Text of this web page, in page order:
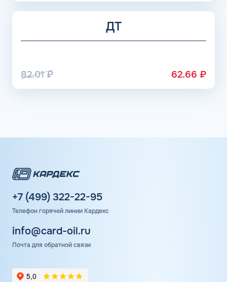
ДТ
82.01₽ 62.66 ₽
+7 (499) 322-22-95
Телефон горячей линии Кардекс
info@card-oil.ru
Почта для обратной связи